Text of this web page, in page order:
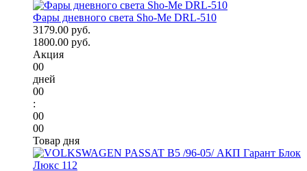
Фары дневного света Sho-Me DRL-510
3179.00 руб.
1800.00 руб.
Акция
00
дней
00
:
00
00
Товар дня